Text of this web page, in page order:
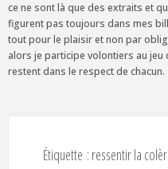
ce ne sont là que des extraits et
figurent pas toujours dans mes
tout pour le plaisir et non par
alors je participe volontiers au
restent dans le respect de chacun.
Étiquette : ressentir la